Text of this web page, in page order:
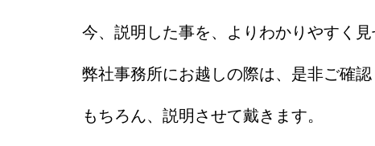
今、説明した事を、よりわかりやすく
弊社事務所にお越しの際は、是非ご確認
もちろん、説明させて戴きます。